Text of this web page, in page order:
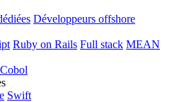
Développeurs offshore
Ruby on Rails Full stack MEAN
Cobol
Swift